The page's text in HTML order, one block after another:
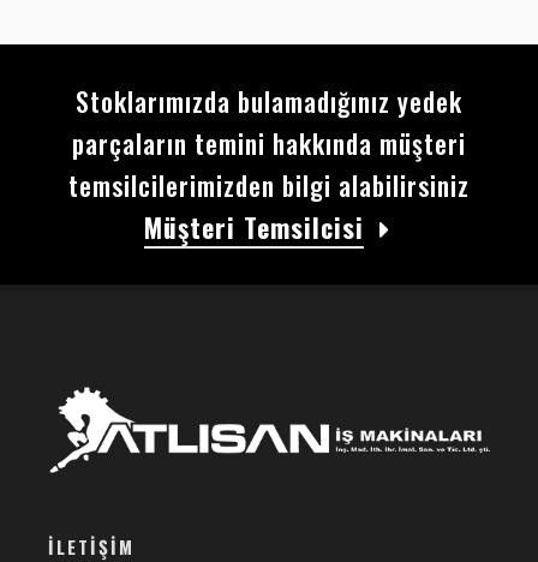
Stoklarımızda bulamadığınız yedek
parçaların temini hakkında müşteri
temsilcilerimizden bilgi alabilirsiniz
Müşteri Temsilcisi
İLETIŞIM